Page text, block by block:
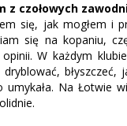
z czołowych
się, jak mogłem i
się na kopaniu,
W każdym
Na Łotwie